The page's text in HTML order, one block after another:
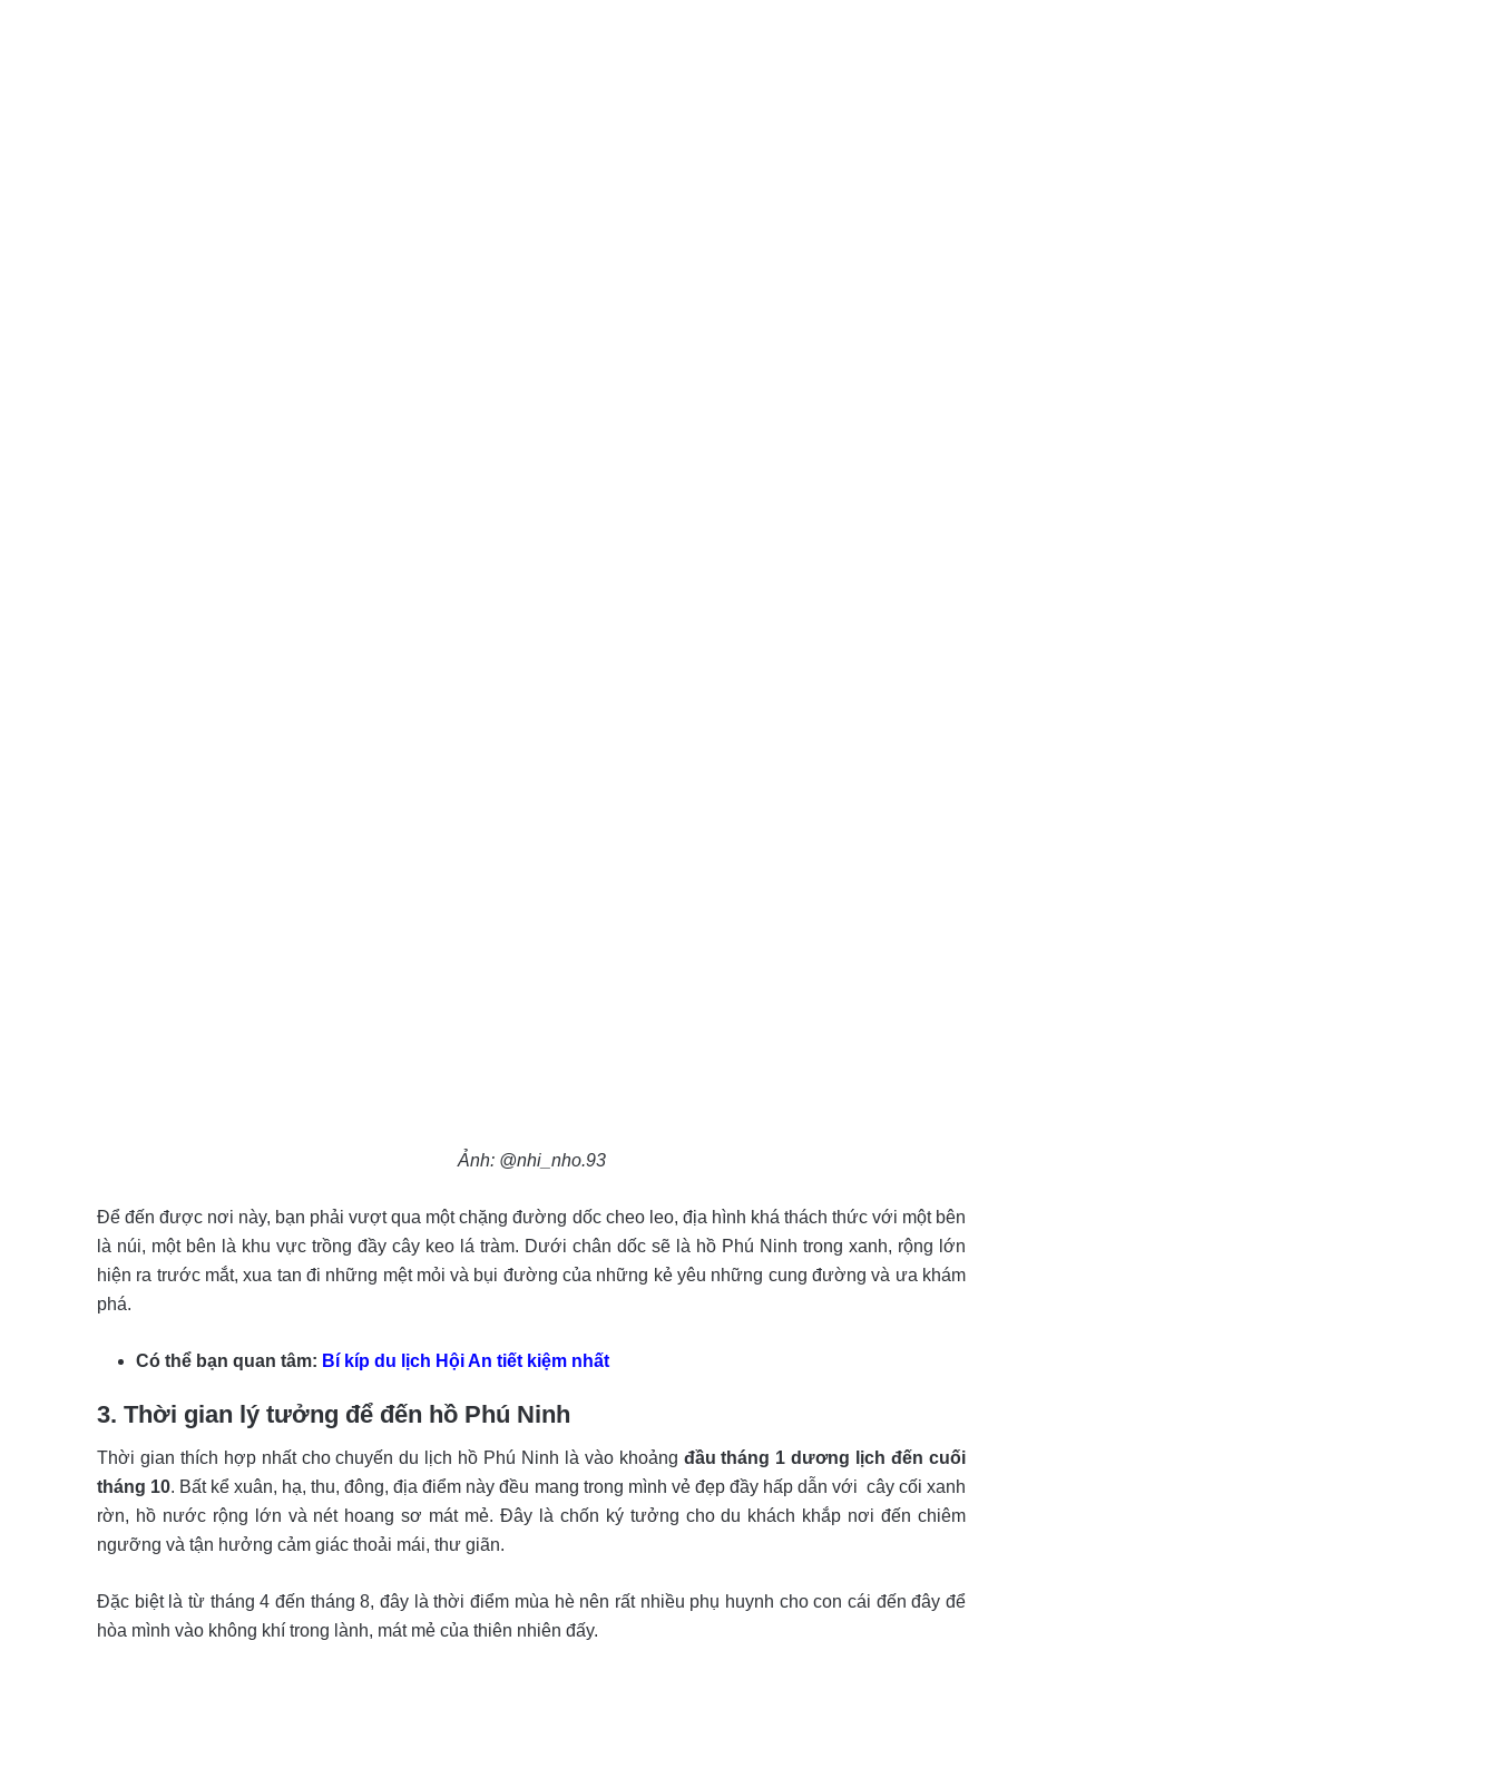
Ảnh: @nhi_nho.93
Để đến được nơi này, bạn phải vượt qua một chặng đường dốc cheo leo, địa hình khá thách thức với một bên
là núi, một bên là khu vực trồng đầy cây keo lá tràm. Dưới chân dốc sẽ là hồ Phú Ninh trong xanh, rộng lớn
hiện ra trước mắt, xua tan đi những mệt mỏi và bụi đường của những kẻ yêu những cung đường và ưa khám
phá.
Có thể bạn quan tâm: Bí kíp du lịch Hội An tiết kiệm nhất
3. Thời gian lý tưởng để đến hồ Phú Ninh
Thời gian thích hợp nhất cho chuyến du lịch hồ Phú Ninh là vào khoảng đầu tháng 1 dương lịch đến cuối
tháng 10. Bất kể xuân, hạ, thu, đông, địa điểm này đều mang trong mình vẻ đẹp đầy hấp dẫn với cây cối xanh
rờn, hồ nước rộng lớn và nét hoang sơ mát mẻ. Đây là chốn ký tưởng cho du khách khắp nơi đến chiêm
ngưỡng và tận hưởng cảm giác thoải mái, thư giãn.
Đặc biệt là từ tháng 4 đến tháng 8, đây là thời điểm mùa hè nên rất nhiều phụ huynh cho con cái đến đây để
hòa mình vào không khí trong lành, mát mẻ của thiên nhiên đấy.